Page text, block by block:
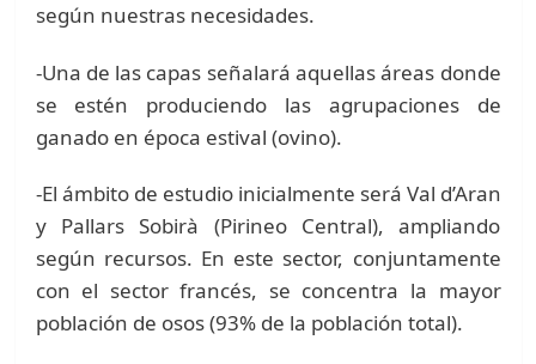
según nuestras necesidades.
-Una de las capas señalará aquellas áreas donde
se estén produciendo las agrupaciones de
ganado en época estival (ovino).
-El ámbito de estudio inicialmente será Val d’Aran
y Pallars Sobirà (Pirineo Central), ampliando
según recursos. En este sector, conjuntamente
con el sector francés, se concentra la mayor
población de osos (93% de la población total).